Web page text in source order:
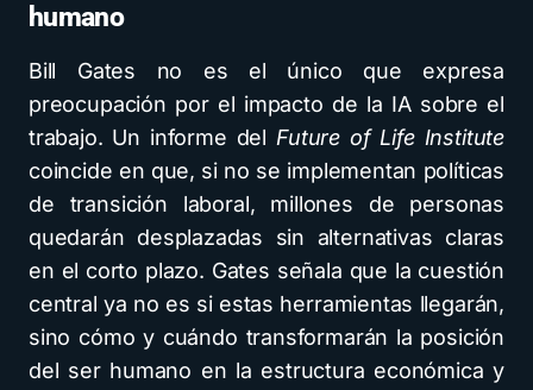
humano
Bill Gates no es el único que expresa
preocupación por el impacto de la IA sobre el
trabajo. Un informe del Future of Life Institute
coincide en que, si no se implementan políticas
de transición laboral, millones de personas
quedarán desplazadas sin alternativas claras
en el corto plazo. Gates señala que la cuestión
central ya no es si estas herramientas llegarán,
sino cómo y cuándo transformarán la posición
del ser humano en la estructura económica y